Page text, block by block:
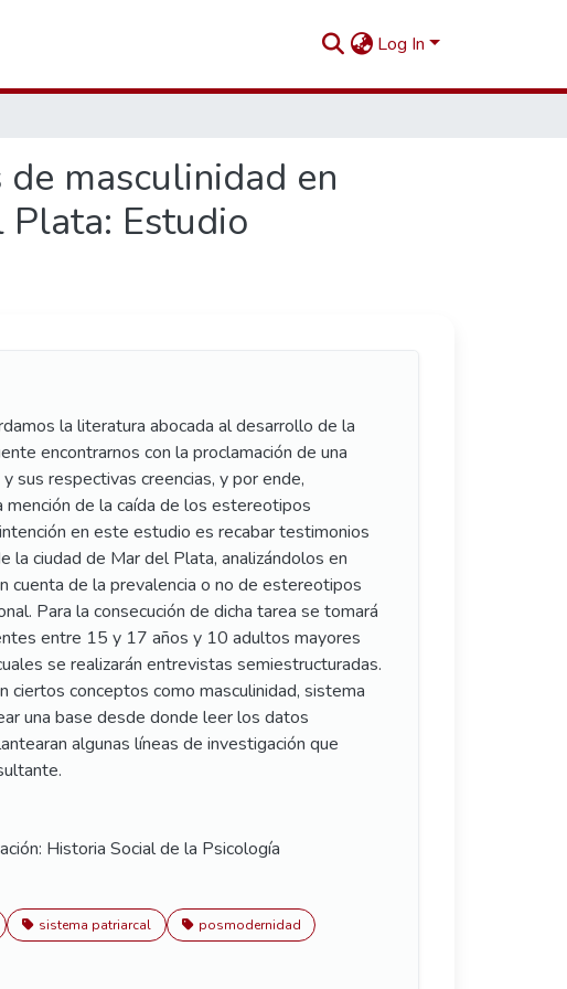
Log In
masculinidad en
Estudio
la literatura abocada al desarrollo de la
encontrarnos con la proclamación de una
sus respectivas creencias, y por ende,
de la caída de los estereotipos
en este estudio es recabar testimonios
la ciudad de Mar del Plata, analizándolos en
cuenta de la prevalencia o no de estereotipos
Para la consecución de dicha tarea se tomará
entre 15 y 17 años y 10 adultos mayores
se realizarán entrevistas semiestructuradas.
ciertos conceptos como masculinidad, sistema
una base desde donde leer los datos
algunas líneas de investigación que
Historia Social de la Psicología
sistema patriarcal posmodernidad